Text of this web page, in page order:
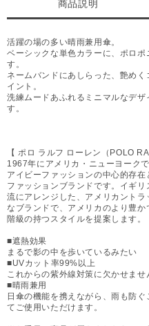
商品説明
活躍の場の多い晴雨兼用傘。
ベーシックな単色カラーに、ポロ
す。
ネームバンドにあしらった、艶め
イント。
洗練ムードあふれるミニマルなデ
す。
【 ポロ ラルフ ローレン（POLO
1967年にアメリカ・ニューヨーク
アイビーファッションの中心的存
ファッションブランドです。イギ
流にアレンジした、アメリカント
なブランドで、アメリカのより豊
階級の持つスタイルを提案します。
■遮熱効果
まるで影の中を歩いているみたい
■UVカット率99%以上
これからの紫外線対策に欠かせませ
■晴雨兼用
日傘の機能を携えながら、雨も防
てご使用いただけます。